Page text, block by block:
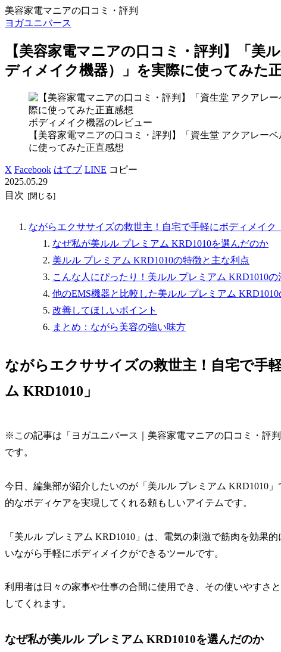
美容家電マニアの口コミ・評判
ヨガユニバース
【美容家電マニアの口コミ・評判】「美
ディメイク機器）」を実際に使ってみた
ボディメイク機器のレビュー
【美容家電マニアの口コミ・評判】「資生堂 アクアレー
に使ってみた正直感想
X Facebook はてブ LINE コピー
2025.05.29
目次
ながらエクササイズの救世主！自宅で手軽にボディメイク
なぜ私が美ルル プレミアム KRD1010を選んだのか
美ルル プレミアム KRD1010の特徴と主な利点
こんな人にぴったり！美ルル プレミアム KRD1010の
他のEMS機器と比較した美ルル プレミアム KRD1010
改善してほしいポイント
まとめ：ながら美容の強い味方
ながらエクササイズの救世主！自宅で手
ム KRD1010」
※この記事は「ヨガユニバース｜美容家電マニアの口コミ・評
です。
今日、編集部が紹介したいのが「美ルル プレミアム KRD1010
的なボディケアを実現してくれる頼もしいアイテムです。
「美ルル プレミアム KRD1010」は、電気の刺激で筋肉を効果
いながら手軽にボディメイクができるツールです。
利用者は日々の家事や仕事の合間に使用でき、その使いやすさ
してくれます。
なぜ私が美ルル プレミアム KRD1010を選んだのか